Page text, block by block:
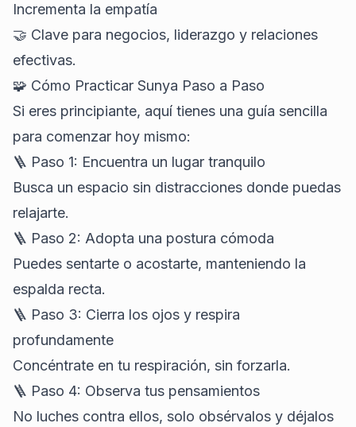
Incrementa la empatía
🤝 Clave para negocios, liderazgo y relaciones
efectivas.
🧩 Cómo Practicar Sunya Paso a Paso
Si eres principiante, aquí tienes una guía sencilla
para comenzar hoy mismo:
🪜 Paso 1: Encuentra un lugar tranquilo
Busca un espacio sin distracciones donde puedas
relajarte.
🪜 Paso 2: Adopta una postura cómoda
Puedes sentarte o acostarte, manteniendo la
espalda recta.
🪜 Paso 3: Cierra los ojos y respira
profundamente
Concéntrate en tu respiración, sin forzarla.
🪜 Paso 4: Observa tus pensamientos
No luches contra ellos, solo obsérvalos y déjalos